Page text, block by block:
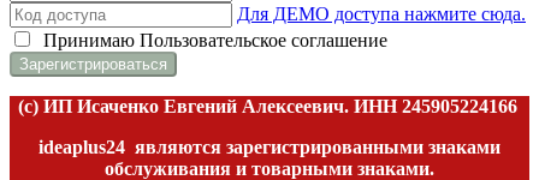
Для ДЕМО доступа нажмите сюда.
Принимаю Пользовательское соглашение
(c) ИП Исаченко Евгений Алексеевич. ИНН245905224166
ideaplus24 являются зарегистрированными знаками
обслуживания и товарными знаками.